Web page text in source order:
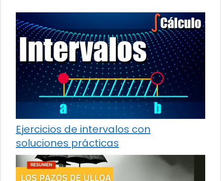
Ejercicios de intervalos con
soluciones prácticas